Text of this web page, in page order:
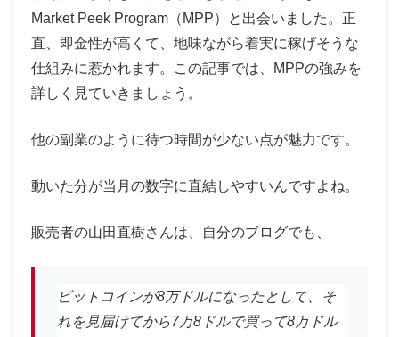
Market Peek Program（MPP）と出会いました。正
直、即金性が高くて、地味ながら着実に稼げそうな
仕組みに惹かれます。この記事では、MPPの強みを
詳しく見ていきましょう。
他の副業のように待つ時間が少ない点が魅力です。
動いた分が当月の数字に直結しやすいんですよね。
販売者の山田直樹さんは、自分のブログでも、
ビットコインが8万ドルになったとして、そ
れを見届けてから7万8ドルで買って8万ドル